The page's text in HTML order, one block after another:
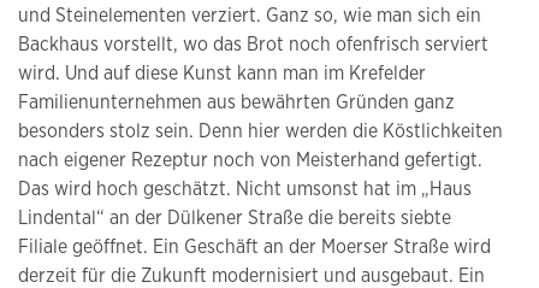
und Steinelementen verziert. Ganz so, wie man sich ein
Backhaus vorstellt, wo das Brot noch ofenfrisch serviert
wird. Und auf diese Kunst kann man im Krefelder
Familienunternehmen aus bewährten Gründen ganz
besonders stolz sein. Denn hier werden die Köstlichkeiten
nach eigener Rezeptur noch von Meisterhand gefertigt.
Das wird hoch geschätzt. Nicht umsonst hat im „Haus
Lindental“ an der Dülkener Straße die bereits siebte
Filiale geöffnet. Ein Geschäft an der Moerser Straße wird
derzeit für die Zukunft modernisiert und ausgebaut. Ein